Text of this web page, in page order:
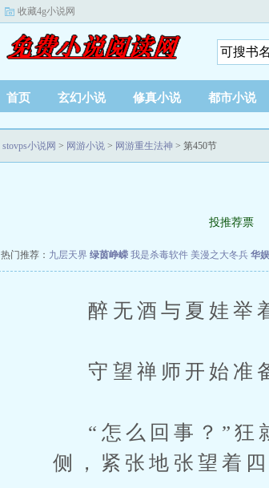
收藏4g小说网
首页 玄幻小说 修真小说 都市小说
stovps小说网 > 网游小说 > 网游重生法神 > 第450节
投推荐票
热门推荐： 九层天界 绿茵峥嵘 我是杀毒软件 美漫之大冬兵 华
醉无酒与夏娃举
守望禅师开始准
“怎么回事？”狂
侧，紧张地张望着